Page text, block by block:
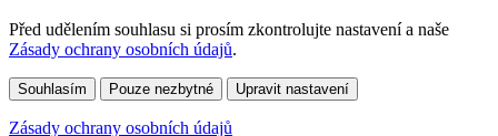
Před udělením souhlasu si prosím zkontrolujte nastavení a naše
Zásady ochrany osobních údajů.
Souhlasím Pouze nezbytné Upravit nastavení
Zásady ochrany osobních údajů